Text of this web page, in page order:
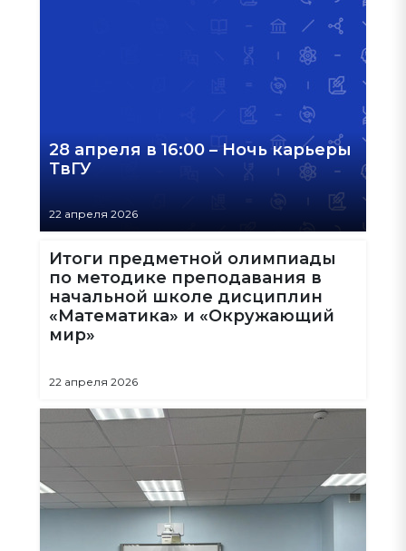
28 апреля в 16:00 – Ночь карьеры
ТвГУ
22 апреля 2026
Итоги предметной олимпиады
по методике преподавания в
начальной школе дисциплин
«Математика» и «Окружающий
мир»
22 апреля 2026